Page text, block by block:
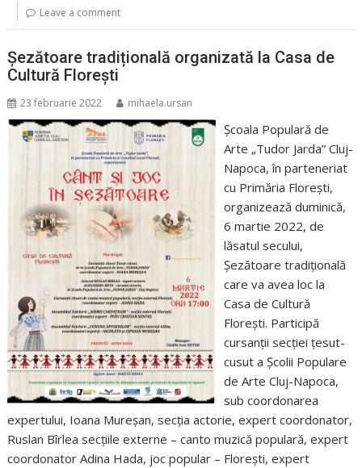
Leave a comment
Șezătoare tradițională organizată la Casa de
Cultură Florești
23 februarie 2022 mihaela.ursan
Şcoala Populară de
Arte „Tudor Jarda” Cluj-
Napoca, în parteneriat
cu Primăria Florești,
organizează duminică,
6 martie 2022, de
lăsatul secului,
Şezătoare tradiţională
care va avea loc la
Casa de Cultură
Florești. Participă
cursanţii secţiei ţesut-
cusut a Școlii Populare
de Arte Cluj-Napoca,
sub coordonarea
expertului, Ioana Mureșan, secția actorie, expert coordonator,
Ruslan Bîrlea secțiile externe – canto muzică populară, expert
coordonator Adina Hada, joc popular – Florești, expert